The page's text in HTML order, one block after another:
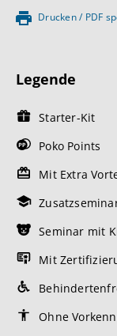
Drucken / PDF
Legende
Starter-Kit
Poko Points
Mit Extra
Seminar mit
Mit
Ohne